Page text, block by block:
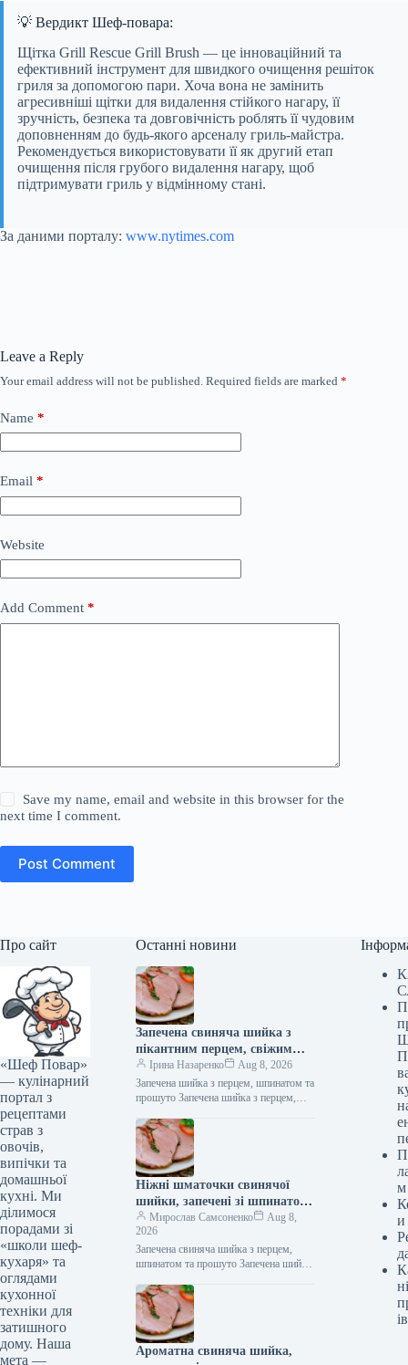
💡 Вердикт Шеф-повара:
Щітка Grill Rescue Grill Brush — це інноваційний та
ефективний інструмент для швидкого очищення решіток
гриля за допомогою пари. Хоча вона не замінить
агресивніші щітки для видалення стійкого нагару, її
зручність, безпека та довговічність роблять її чудовим
доповненням до будь-якого арсеналу гриль-майстра.
Рекомендується використовувати її як другий етап
очищення після грубого видалення нагару, щоб
підтримувати гриль у відмінному стані.
За даними порталу: www.nytimes.com
Leave a Reply
Your email address will not be published. Required fields are marked *
Name *
Email *
Website
Add Comment *
Save my name, email and website in this browser for the
next time I comment.
Post Comment
Про сайт
«Шеф Повар»
— кулінарний
портал з
рецептами
страв з
овочів,
випічки та
домашньої
кухні. Ми
ділимося
порадами зі
«школи шеф-
кухаря» та
оглядами
кухонної
техніки для
затишного
дому. Наша
мета —
Останні новини
Запечена свиняча шийка з
пікантним перцем, свіжим
шпинатом та італійським
прошутто: розкішна страва
для справжніх гурманів
Ірина Назаренко
Aug 8, 2026
Запечена шийка з перцем, шпинатом та
прошуто Запечена шийка з перцем,
з перцем, шпинатом та…
Ніжні шматочки свинячої
шийки, запечені зі шпинатом,
перцем та прошуто:
поживний рецепт з фото
Мирослав Самсоненко
Aug 8,
2026
Запечена свиняча шийка з перцем,
шпинатом та прошуто Запечена шийка
Запечена свиняча шийка з перцем,…
Ароматна свиняча шийка,
м
и
ів